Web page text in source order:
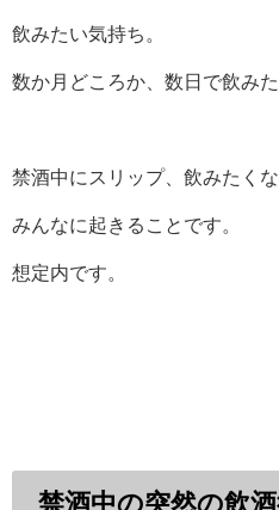
飲みたい気持ち。
数か月どころか、数日で飲み
禁酒中にスリップ、飲みたく
みんなに起きることです。
想定内です。
禁酒中の突然の飲